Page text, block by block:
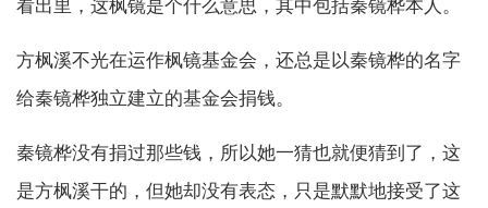
看出里，这枫镜是个什么意思，其中包括秦镜桦本人。
方枫溪不光在运作枫镜基金会，还总是以秦镜桦的名字
给秦镜桦独立建立的基金会捐钱。
秦镜桦没有捐过那些钱，所以她一猜也就便猜到了，这
是方枫溪干的，但她却没有表态，只是默默地接受了这